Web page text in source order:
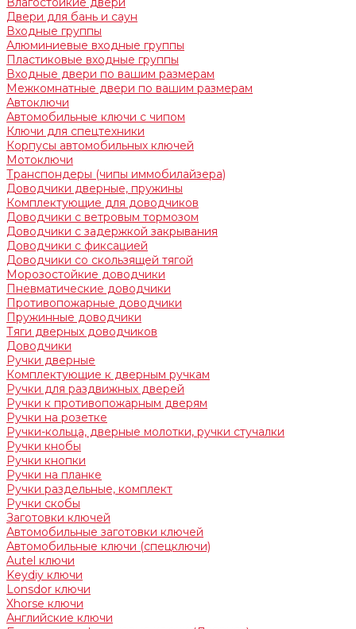
Двери для бань и саун
Входные группы
Алюминиевые входные группы
Пластиковые входные группы
Входные двери по вашим размерам
Межкомнатные двери по вашим размерам
Автоключи
Автомобильные ключи с чипом
Ключи для спецтехники
Корпусы автомобильных ключей
Мотоключи
Транспондеры (чипы иммобилайзера)
Доводчики дверные, пружины
Комплектующие для доводчиков
Доводчики с ветровым тормозом
Доводчики с задержкой закрывания
Доводчики с фиксацией
Доводчики со скользящей тягой
Морозостойкие доводчики
Пневматические доводчики
Противопожарные доводчики
Пружинные доводчики
Тяги дверных доводчиков
Доводчики
Ручки дверные
Комплектующие к дверным ручкам
Ручки для раздвижных дверей
Ручки к противопожарным дверям
Ручки на розетке
Ручки-кольца, дверные молотки, ручки стучалки
Ручки кнобы
Ручки кнопки
Ручки на планке
Ручки раздельные, комплект
Ручки скобы
Заготовки ключей
Автомобильные заготовки ключей
Автомобильные ключи (спецключи)
Autel ключи
Keydiy ключи
Lonsdor ключи
Xhorse ключи
Английские ключи